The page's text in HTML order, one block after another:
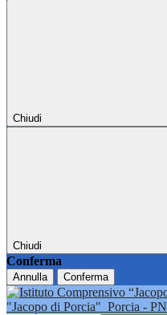
Chiudi
Chiudi
Conferma
Annulla Conferma
"Jacopo di Porcia" Porcia - PN